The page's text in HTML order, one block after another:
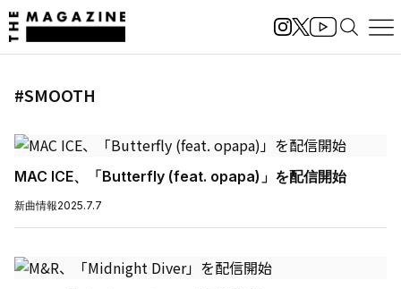
#SMOOTH
MAC ICE、「Butterfly (feat. opapa)」を配信開始
新曲情報2025.7.7